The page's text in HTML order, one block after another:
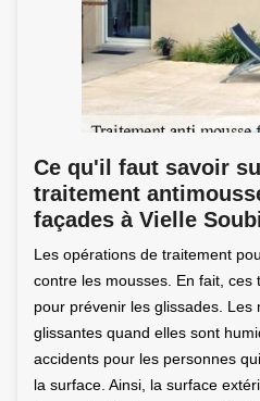
Ce qu'il faut savoir
traitement
façades à Vielle
Les opérations de traitement
contre les mousses. En fait, ces
pour prévenir les glissades. Les
glissantes quand elles sont
accidents pour les personnes
la surface. Ainsi, la surface